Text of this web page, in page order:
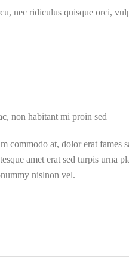
nec ridiculus quisque orci,
non habitant mi proin sed
at, dolor erat fames
amet erat sed turpis urna
nislnon vel.